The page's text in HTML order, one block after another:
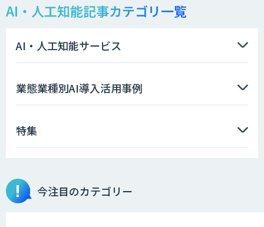
AI・人工知能記事カテゴリ一覧
AI・人工知能サービス
業態業種別AI導入活用事例
特集
今注目のカテゴリー